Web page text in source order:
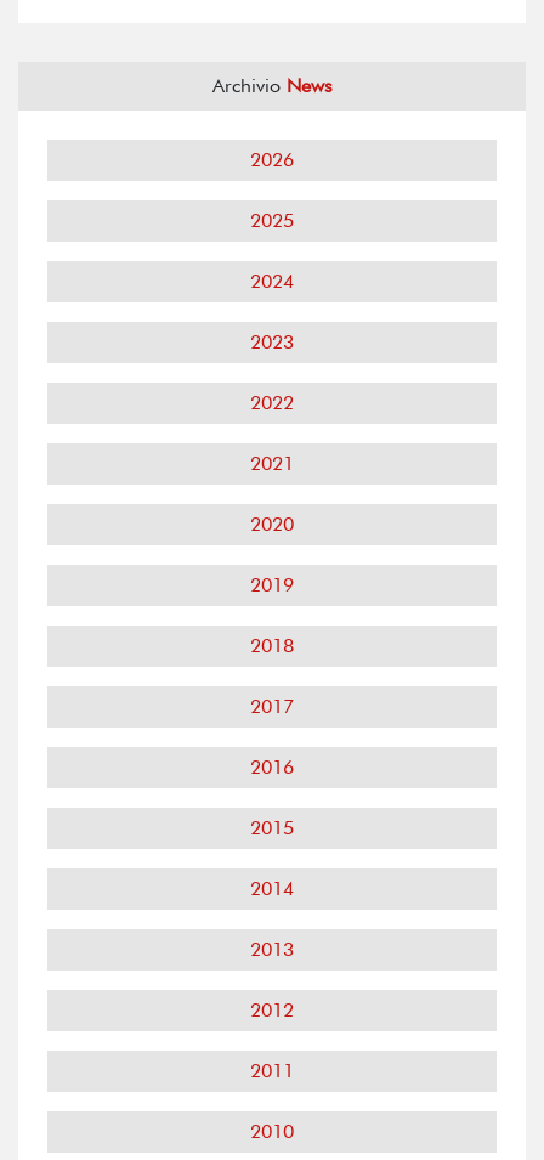
Archivio News
2026
2025
2024
2023
2022
2021
2020
2019
2018
2017
2016
2015
2014
2013
2012
2011
2010